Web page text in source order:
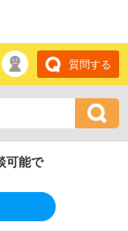
質問する
可能で